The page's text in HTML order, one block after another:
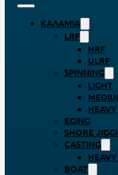
ΚΑΛΆΜΙΑ
LRF
HRF
ULRF
SPINNING
LIGHT
HEAVY
EGING
SHORE
CASTING
BOAT